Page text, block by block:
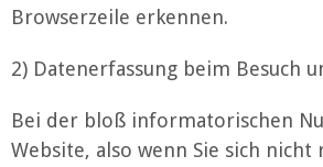
Browserzeile erkennen.
2) Datenerfassung beim Besuch
Bei der bloß informatorischen
Website, also wenn Sie sich